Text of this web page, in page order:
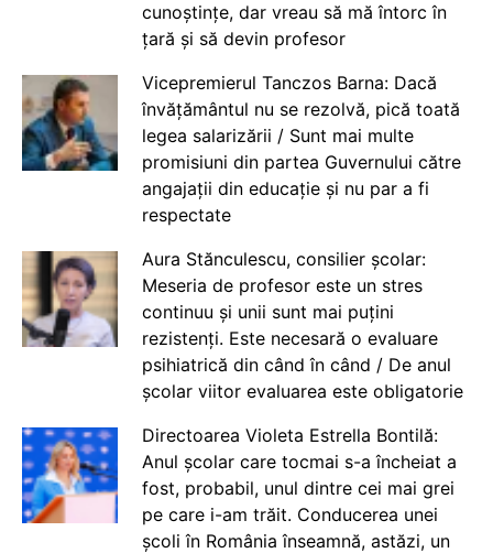
cunoștințe, dar vreau să mă întorc în
țară și să devin profesor
Vicepremierul Tanczos Barna: Dacă
învățământul nu se rezolvă, pică toată
legea salarizării / Sunt mai multe
promisiuni din partea Guvernului către
angajații din educație și nu par a fi
respectate
Aura Stănculescu, consilier școlar:
Meseria de profesor este un stres
continuu și unii sunt mai puțini
rezistenți. Este necesară o evaluare
psihiatrică din când în când / De anul
școlar viitor evaluarea este obligatorie
Directoarea Violeta Estrella Bontilă:
Anul școlar care tocmai s-a încheiat a
fost, probabil, unul dintre cei mai grei
pe care i-am trăit. Conducerea unei
școli în România înseamnă, astăzi, un